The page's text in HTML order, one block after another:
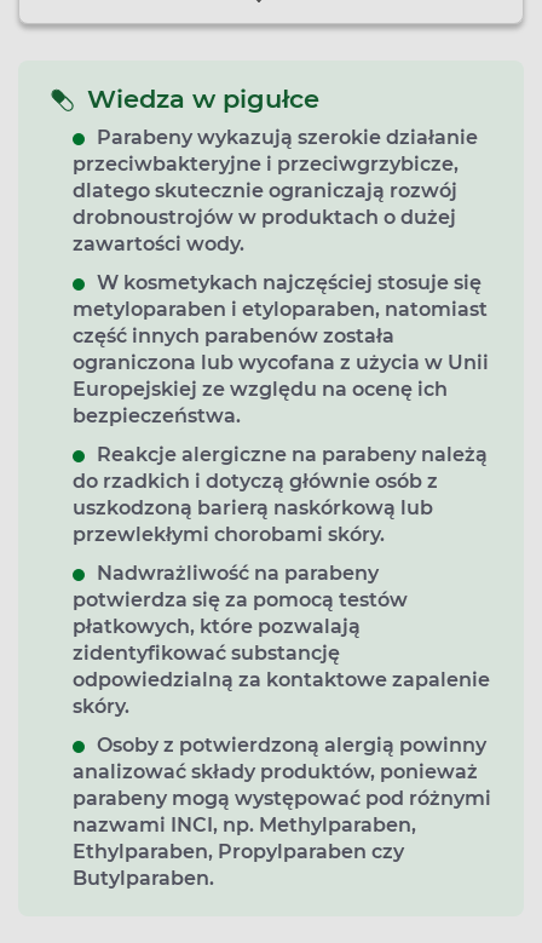
Wiedza w pigułce
Parabeny wykazują szerokie działanie
przeciwbakteryjne i przeciwgrzybicze,
dlatego skutecznie ograniczają rozwój
drobnoustrojów w produktach o dużej
zawartości wody.
W kosmetykach najczęściej stosuje się
metyloparaben i etyloparaben, natomiast
część innych parabenów została
ograniczona lub wycofana z użycia w Unii
Europejskiej ze względu na ocenę ich
bezpieczeństwa.
Reakcje alergiczne na parabeny należą
do rzadkich i dotyczą głównie osób z
uszkodzoną barierą naskórkową lub
przewlekłymi chorobami skóry.
Nadwrażliwość na parabeny
potwierdza się za pomocą testów
płatkowych, które pozwalają
zidentyfikować substancję
odpowiedzialną za kontaktowe zapalenie
skóry.
Osoby z potwierdzoną alergią powinny
analizować składy produktów, ponieważ
parabeny mogą występować pod różnymi
nazwami INCI, np. Methylparaben,
Ethylparaben, Propylparaben czy
Butylparaben.